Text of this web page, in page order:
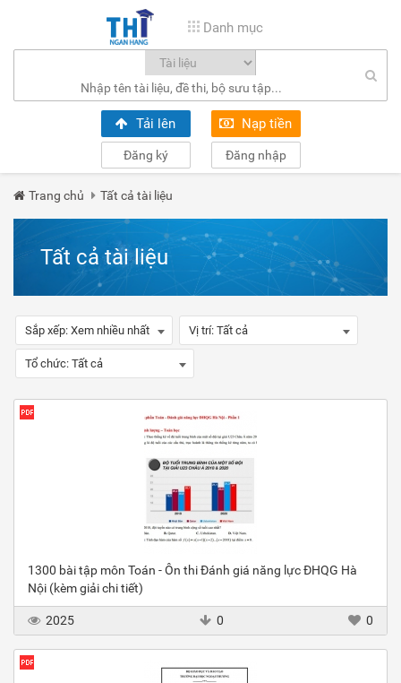
Danh mục
Tải lên Nạp tiền
Đăng ký Đăng nhập
Trang chủ Tất cả tài liệu
Tất cả tài liệu
Sắp xếp: Xem nhiều nhất Vị trí: Tất cả
Tổ chức: Tất cả
1300 bài tập môn Toán - Ôn thi Đánh giá năng lực ĐHQG Hà
Nội (kèm giải chi tiết)
2025 0 0